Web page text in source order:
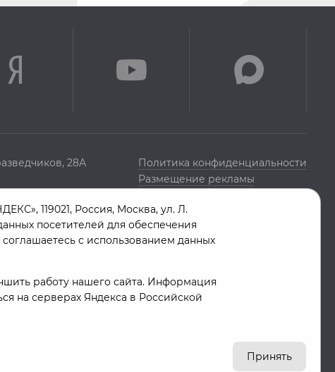
28А
Политика конфиденциальности
Размещение рекламы
16+
119021, Россия, Москва, ул. Л.
посетителей для обеспечения
с использованием данных
работу нашего сайта. Информация
на серверах Яндекса в Российской
Принять